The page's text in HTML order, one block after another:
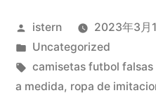
nba»
Publicado
por
istern
2023年3月
Publicado
en
Uncategorized
Etiquetas:
camisetas futbol falsas
a medida, ropa de